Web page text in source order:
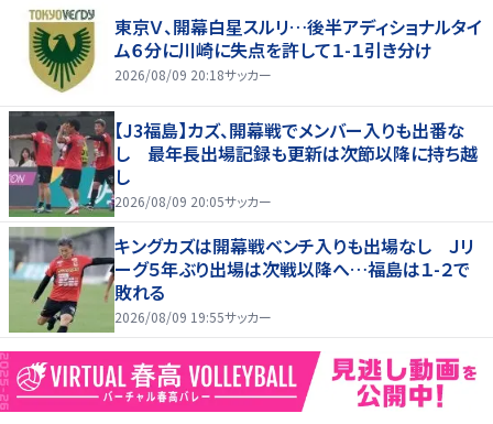
東京Ｖ、開幕白星スルリ…後半アディショナルタイ
ム６分に川崎に失点を許して１-１引き分け
2026/08/09 20:18サッカー
【J3福島】カズ、開幕戦でメンバー入りも出番な
し 最年長出場記録も更新は次節以降に持ち越
し
2026/08/09 20:05サッカー
キングカズは開幕戦ベンチ入りも出場なし Ｊリ
ーグ５年ぶり出場は次戦以降へ…福島は１-２で
敗れる
2026/08/09 19:55サッカー